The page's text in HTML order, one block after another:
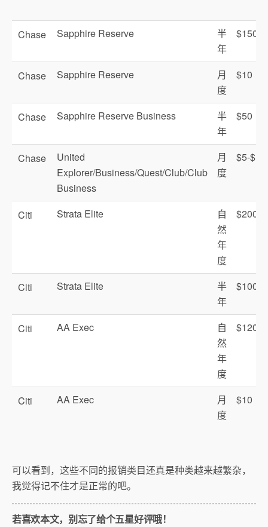
Chase Sapphire Reserve
半
年
$150
Chase Sapphire Reserve
月
度
$10
Chase Sapphire Reserve Business
半
年
$50
Chase
United
Explorer/Business/Quest/Club/Club
Business
月
度
$5-$12
Citi Strata Elite
自
然
年
度
$200
Citi Strata Elite
半
年
$100
Citi AA Exec
自
然
年
度
$120
Citi AA Exec
月
度
$10
可以看到，这些不同的报销类目还真是种类越来越繁杂，
我觉得记不住才是正常的吧。
若喜欢本文，别忘了给个五星好评哦！